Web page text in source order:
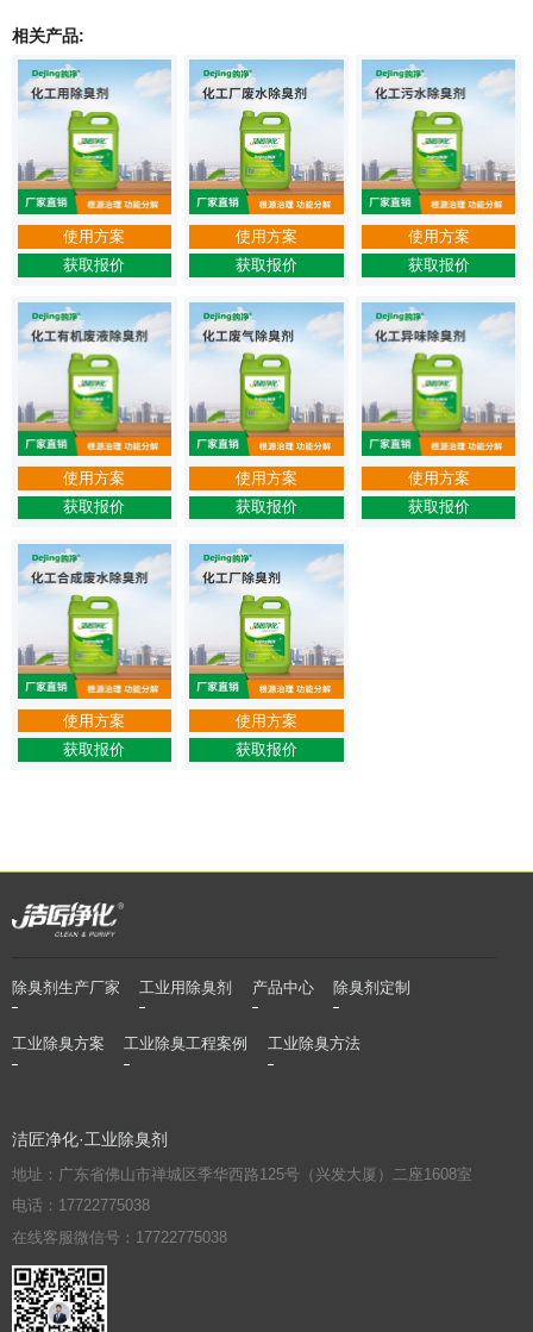
相关产品:
使用方案
获取报价
使用方案
获取报价
使用方案
获取报价
使用方案
获取报价
使用方案
获取报价
使用方案
获取报价
使用方案
获取报价
使用方案
获取报价
除臭剂生产厂家 工业用除臭剂 产品中心 除臭剂定制
工业除臭方案 工业除臭工程案例 工业除臭方法
洁匠净化·工业除臭剂
地址：广东省佛山市禅城区季华西路125号（兴发大厦）二座1608室
电话：17722775038
在线客服微信号：17722775038